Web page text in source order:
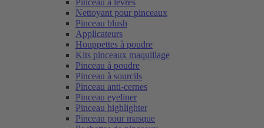
Pinceau à lèvres
Nettoyant pour pinceaux
Pinceau blush
Applicateurs
Houppettes à poudre
Kits pinceaux maquillage
Pinceau à poudre
Pinceau à sourcils
Pinceau anti-cernes
Pinceau eyeliner
Pinceau highlighter
Pinceau pour masque